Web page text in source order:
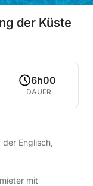
der Küste
6h00
DAUER
Englisch,
mit